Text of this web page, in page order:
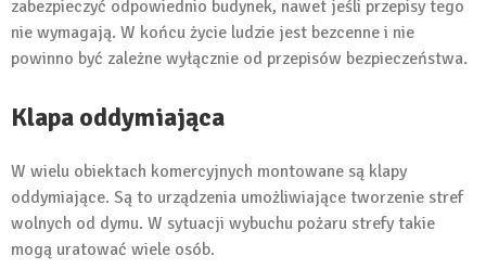
zabezpieczyć odpowiednio budynek, nawet jeśli przepisy tego
nie wymagają. W końcu życie ludzie jest bezcenne i nie
powinno być zależne wyłącznie od przepisów bezpieczeństwa.
Klapa oddymiająca
W wielu obiektach komercyjnych montowane są klapy
oddymiające. Są to urządzenia umożliwiające tworzenie stref
wolnych od dymu. W sytuacji wybuchu pożaru strefy takie
mogą uratować wiele osób.